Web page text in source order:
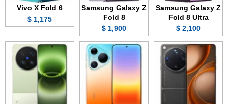
Samsung Galaxy Z
Fold 8 Ultra
2,100 $
Samsung Galaxy Z
Fold 8
1,900 $
Vivo X Fold 6
1,175 $